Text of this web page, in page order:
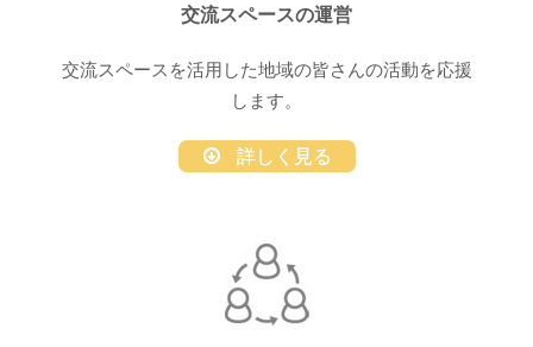
交流スペースの運営
交流スペースを活用した地域の皆さんの活動を応援
します。
詳しく見る